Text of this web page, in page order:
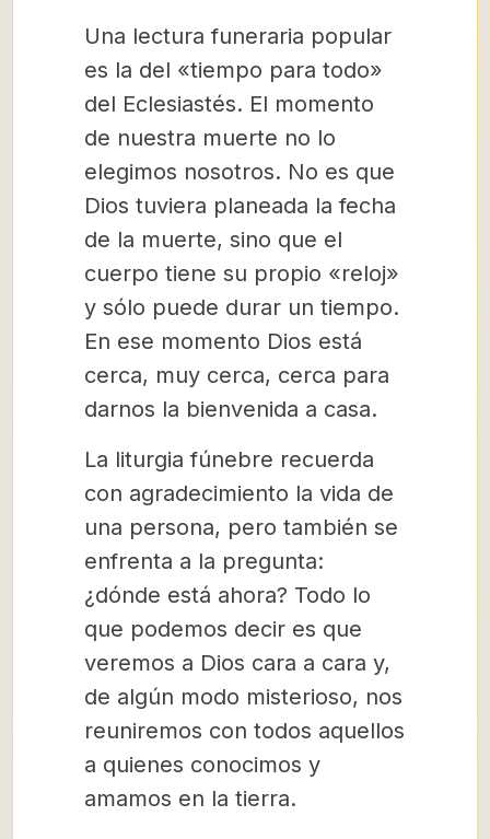
Una lectura funeraria popular
es la del «tiempo para todo»
del Eclesiastés. El momento
de nuestra muerte no lo
elegimos nosotros. No es que
Dios tuviera planeada la fecha
de la muerte, sino que el
cuerpo tiene su propio «reloj»
y sólo puede durar un tiempo.
En ese momento Dios está
cerca, muy cerca, cerca para
darnos la bienvenida a casa.
La liturgia fúnebre recuerda
con agradecimiento la vida de
una persona, pero también se
enfrenta a la pregunta:
¿dónde está ahora? Todo lo
que podemos decir es que
veremos a Dios cara a cara y,
de algún modo misterioso, nos
reuniremos con todos aquellos
a quienes conocimos y
amamos en la tierra.